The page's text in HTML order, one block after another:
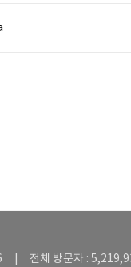
| 전체 방문자 :